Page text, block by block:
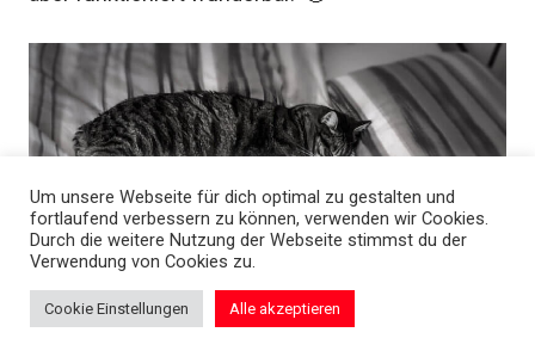
Um unsere Webseite für dich optimal zu gestalten und
fortlaufend verbessern zu können, verwenden wir Cookies.
Durch die weitere Nutzung der Webseite stimmst du der
Verwendung von Cookies zu.
Cookie Einstellungen Alle akzeptieren